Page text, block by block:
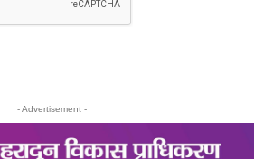
- Advertisement -